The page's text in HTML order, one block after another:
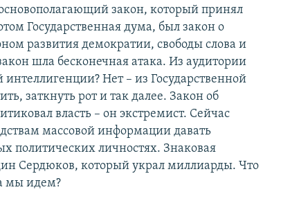
закон, который принял
Государственная дума, был закон о
развития демократии, свободы слова и
шла бесконечная атака. Из аудитории
Нет – из Государственной
заткнуть рот и так далее. Закон об
власть – он экстремист. Сейчас
массовой информации давать
политических личностях. Знаковая
Сердюков, который украл миллиарды. Что
мы идем?